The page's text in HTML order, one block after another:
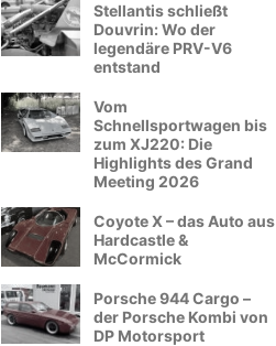
Stellantis schließt
Douvrin: Wo der
legendäre PRV-V6
entstand
Vom
Schnellsportwagen bis
zum XJ220: Die
Highlights des Grand
Meeting 2026
Coyote X – das Auto aus
Hardcastle &
McCormick
Porsche 944 Cargo –
der Porsche Kombi von
DP Motorsport